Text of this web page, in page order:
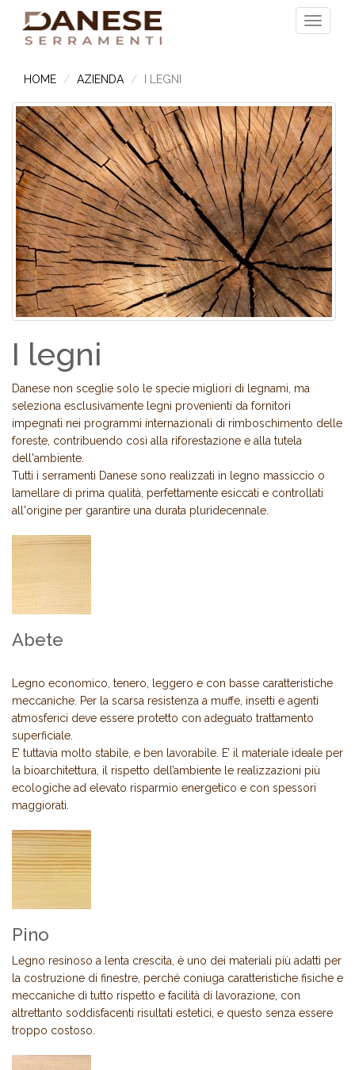
HOME AZIENDA I LEGNI
I legni
Danese non sceglie solo le specie migliori di legnami, ma
seleziona esclusivamente legni provenienti da fornitori
impegnati nei programmi internazionali di rimboschimento delle
foreste, contribuendo così alla riforestazione e alla tutela
dell'ambiente.
Tutti i serramenti Danese sono realizzati in legno massiccio o
lamellare di prima qualità, perfettamente esiccati e controllati
all'origine per garantire una durata pluridecennale.
Abete
Legno economico, tenero, leggero e con basse caratteristiche
meccaniche. Per la scarsa resistenza a muffe, insetti e agenti
atmosferici deve essere protetto con adeguato trattamento
superficiale.
E’ tuttavia molto stabile, e ben lavorabile. E’ il materiale ideale per
la bioarchitettura, il rispetto dell’ambiente le realizzazioni più
ecologiche ad elevato risparmio energetico e con spessori
maggiorati.
Pino
Legno resinoso a lenta crescita, è uno dei materiali più adatti per
la costruzione di finestre, perché coniuga caratteristiche fisiche e
meccaniche di tutto rispetto e facilità di lavorazione, con
altrettanto soddisfacenti risultati estetici, e questo senza essere
troppo costoso.